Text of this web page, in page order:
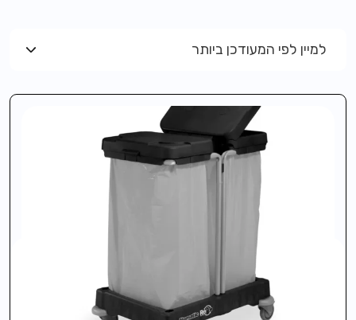
למיין לפי המעודכן ביותר